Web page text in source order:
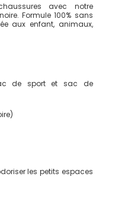
avec notre
Formule 100% sans
aux enfant, animaux,
de sport et sac de
les petits espaces